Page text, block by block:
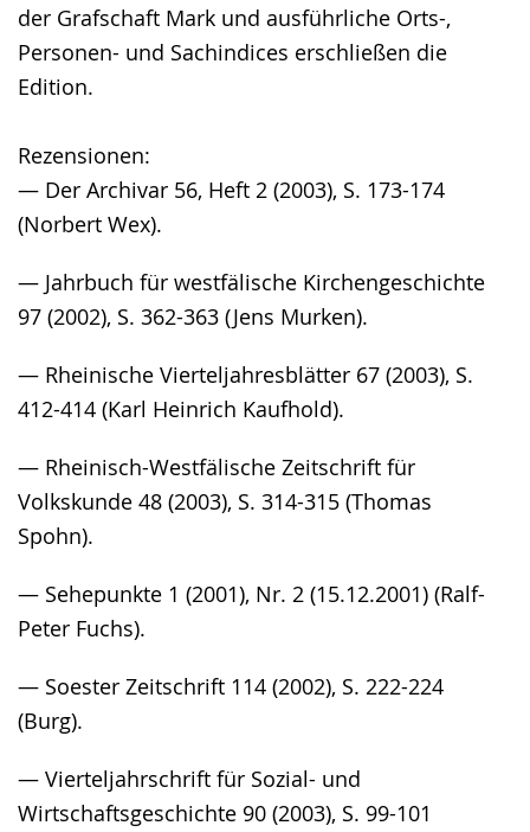
der Grafschaft Mark und ausführliche Orts-,
Personen- und Sachindices erschließen die
Edition.
Rezensionen:
— Der Archivar 56, Heft 2 (2003), S. 173-174
(Norbert Wex).
— Jahrbuch für westfälische Kirchengeschichte
97 (2002), S. 362-363 (Jens Murken).
— Rheinische Vierteljahresblätter 67 (2003), S.
412-414 (Karl Heinrich Kaufhold).
— Rheinisch-Westfälische Zeitschrift für
Volkskunde 48 (2003), S. 314-315 (Thomas
Spohn).
— Sehepunkte 1 (2001), Nr. 2 (15.12.2001) (Ralf-
Peter Fuchs).
— Soester Zeitschrift 114 (2002), S. 222-224
(Burg).
— Vierteljahrschrift für Sozial- und
Wirtschaftsgeschichte 90 (2003), S. 99-101